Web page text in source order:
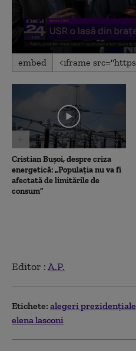
0
seconds
17
minutes,
seconds
embed
Cristian Bușoi, despre criza
energetică: „Populația nu va fi
afectată de limitările de
consum”
Editor :A.P.
Etichete: alegeri prezidențiale
elena lasconi